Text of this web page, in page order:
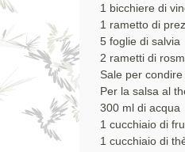
1 bicchiere di
1 rametto di
5 foglie di salvia
2 rametti di
Sale per
Per la salsa al
300 ml di acqua
1 cucchiaio di
1 cucchiaio di